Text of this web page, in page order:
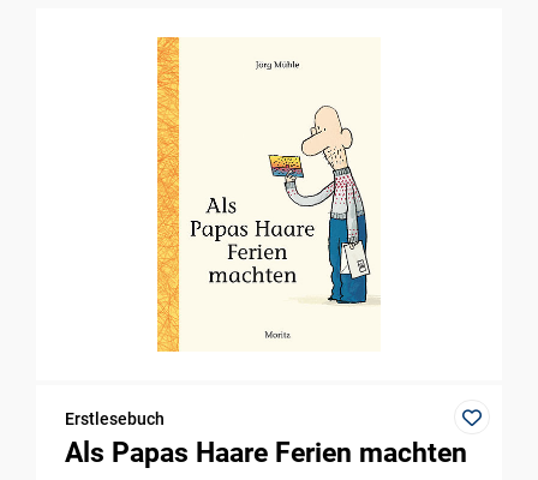
Erstlesebuch
Als Papas Haare Ferien machten